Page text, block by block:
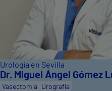
Urología en Sevilla
Dr. Miguel Ángel Gómez
Vasectomía Urografía